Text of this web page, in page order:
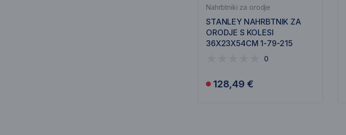
Nahrbtniki za orodje
STANLEY NAHRBTNIK ZA
ORODJE S KOLESI
36X23X54CM 1-79-215
0
128,49 €